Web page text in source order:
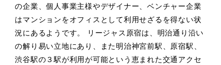
の企業、個人事業主様やデザイナー、ベンチャー企業
はマンションをオフィスとして利用せざるを得ない状
況にあるようです。 リージャス原宿は、明治通り沿い
の解り易い立地にあり、また明治神宮前駅、原宿駅、
渋谷駅の３駅が利用が可能という恵まれた交通アクセ